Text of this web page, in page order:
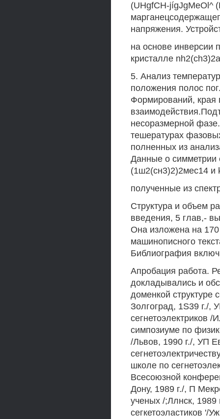
(UHgfCH-jígJgMeOl^
напряжения.
на основе инверсии
кристалле
5. Анализ
положения полос
Формирований, края
несоразмерной
тешературах
полненных из
Данные о симметрии
(1ш2(сн3)2)2мес14 и
полученные из
Структура и объем
введения, 5 глав,-
Она изложена на
машинописного
Библиография
Апробация работа.
докладывались и
доменкой структуре
Золгоград, 1S39 г./
сегнетоэлектриков
симпозиуме по
/Львов, 1990 г./, УП
школе по
Всесоюзной
Дону, 1989 г./, П
ученых /;Ллнск,
сегкетоэластиков '/